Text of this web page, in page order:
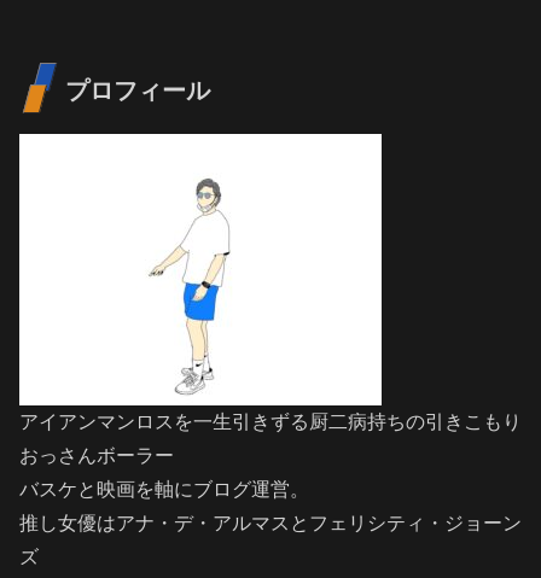
プロフィール
アイアンマンロスを一生引きずる厨二病持ちの引きこもり
おっさんボーラー
バスケと映画を軸にブログ運営。
推し女優はアナ・デ・アルマスとフェリシティ・ジョーン
ズ